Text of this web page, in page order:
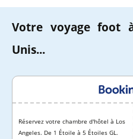
Votre voyage foot
Unis...
Réservez votre chambre d'hôtel à Los
Angeles. De 1 Étoile à 5 Étoiles GL.